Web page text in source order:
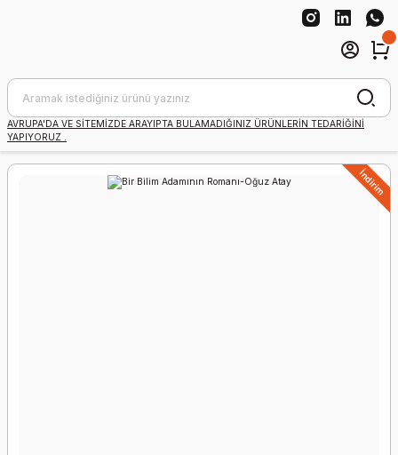
AVRUPA'DA VE SİTEMİZDE ARAYIPTA BULAMADIĞINIZ ÜRÜNLERİN TEDARİĞİNİ
YAPIYORUZ .
İndirim